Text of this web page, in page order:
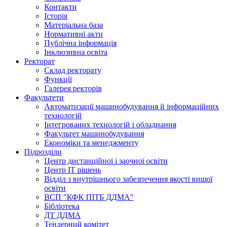
Контакти
Історія
Матеріальна база
Нормативні акти
Публічна інформація
Інклюзивна освіта
Ректорат
Склад ректорату
Функції
Галерея ректорів
Факультети
Автоматизації машинобудування й інформаційних
технологій
Інтегрованих технологій і обладнання
Факультет машинобудування
Економіки та менеджменту
Підрозділи
Центр дистанційної і заочної освіти
Центр ІТ рішень
Відділ з внутрішнього забезпечення якості вищої
освіти
ВСП "КФК ПІТБ ДДМА"
Бібліотека
ДТ ДДМА
Тендерний комітет